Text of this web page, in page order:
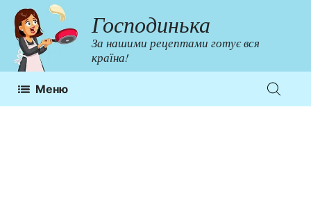
Перейти
до
контенту
Господинька
За нашими рецептами готує вся
країна!
Меню